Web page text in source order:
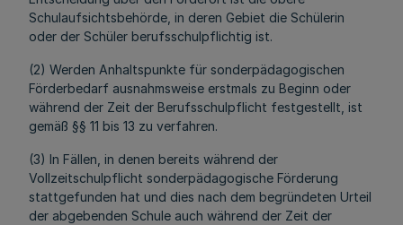
Schulaufsichtsbehörde, in deren Gebiet die Schülerin
oder der Schüler berufsschulpflichtig ist.
(2) Werden Anhaltspunkte für sonderpädagogischen
Förderbedarf ausnahmsweise erstmals zu Beginn oder
während der Zeit der Berufsschulpflicht festgestellt, ist
gemäß §§ 11 bis 13 zu verfahren.
(3) In Fällen, in denen bereits während der
Vollzeitschulpflicht sonderpädagogische Förderung
stattgefunden hat und dies nach dem begründeten Urteil
der abgebenden Schule auch während der Zeit der